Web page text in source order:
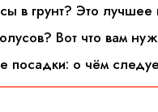
в грунт? Это лучшее
Вот что вам
посадки: о чём